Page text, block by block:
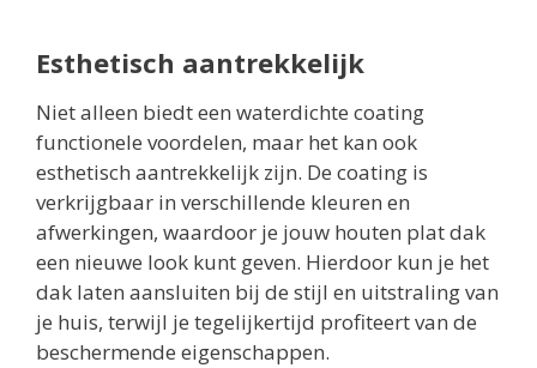
Esthetisch aantrekkelijk
Niet alleen biedt een waterdichte coating
functionele voordelen, maar het kan ook
esthetisch aantrekkelijk zijn. De coating is
verkrijgbaar in verschillende kleuren en
afwerkingen, waardoor je jouw houten plat dak
een nieuwe look kunt geven. Hierdoor kun je het
dak laten aansluiten bij de stijl en uitstraling van
je huis, terwijl je tegelijkertijd profiteert van de
beschermende eigenschappen.